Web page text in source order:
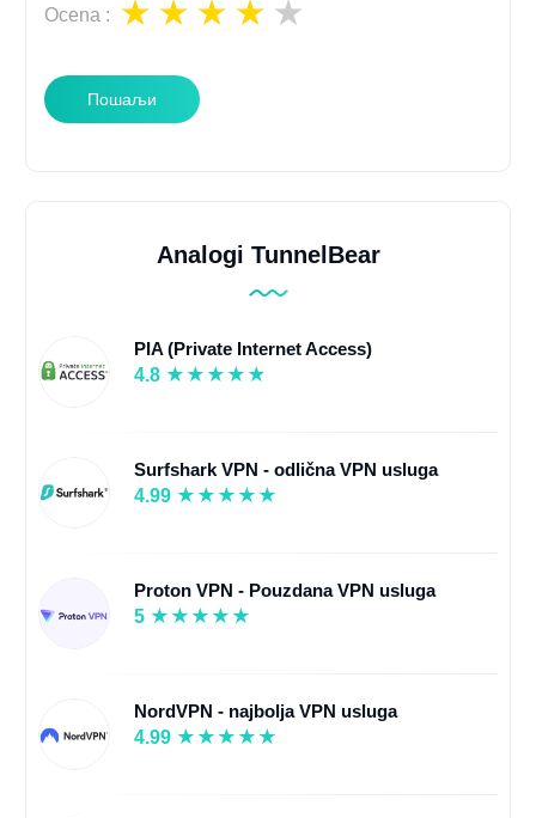
Ocena :
Пошаљи
Analogi TunnelBear
PIA (Private Internet Access)
4.8
Surfshark VPN - odlična VPN usluga
4.99
Proton VPN - Pouzdana VPN usluga
5
NordVPN - najbolja VPN usluga
4.99